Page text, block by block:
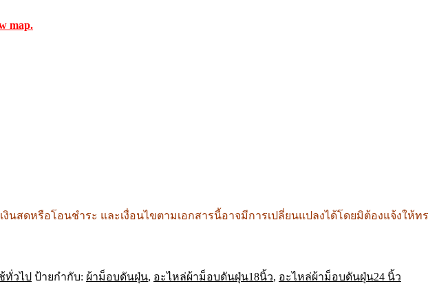
map.
นสดหรือโอนชำระ และเงื่อนไขตามเอกสารนี้อาจมีการเปลี่ยนแปลงได้โดยมิต้องแจ้งให้ท
ทั่วไป ป้ายกำกับ: ผ้าม็อบดันฝุ่น, อะไหล่ผ้าม็อบดันฝุ่น18นิ้ว, อะไหล่ผ้าม็อบดันฝุ่น24 นิ้ว